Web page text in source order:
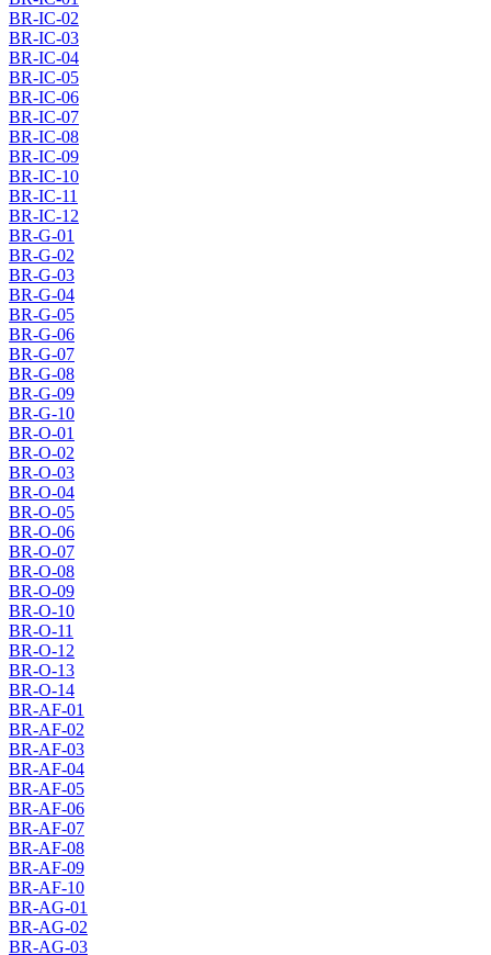
BR-IC-02
BR-IC-03
BR-IC-04
BR-IC-05
BR-IC-06
BR-IC-07
BR-IC-08
BR-IC-09
BR-IC-10
BR-IC-11
BR-IC-12
BR-G-01
BR-G-02
BR-G-03
BR-G-04
BR-G-05
BR-G-06
BR-G-07
BR-G-08
BR-G-09
BR-G-10
BR-O-01
BR-O-02
BR-O-03
BR-O-04
BR-O-05
BR-O-06
BR-O-07
BR-O-08
BR-O-09
BR-O-10
BR-O-11
BR-O-12
BR-O-13
BR-O-14
BR-AF-01
BR-AF-02
BR-AF-03
BR-AF-04
BR-AF-05
BR-AF-06
BR-AF-07
BR-AF-08
BR-AF-09
BR-AF-10
BR-AG-01
BR-AG-02
BR-AG-03